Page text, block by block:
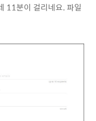
11분이 걸리네요. 파일